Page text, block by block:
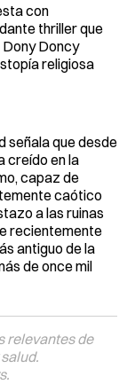
con
thriller que
Doncy
religiosa
señala que desde
creído en la
capaz de
caótico
a las ruinas
recientemente
antiguo de la
de once mil
relevantes de